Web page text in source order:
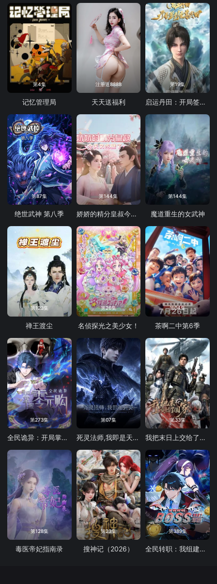
第4集
记忆管理局
注册送8888
天天送福利
第19集
启运丹田：开局签到至尊丹田
第87集
绝世武神 第八季
第144集
娇娇的精分皇叔今天又吃醋了
第144集
魔道重生的女武神
第123集
禅王渡尘
第26集
名侦探光之美少女！
第04集
茶啊二中第6季
第273集
全民诡异：开局掌握零元购
第07集
死灵法师,我即是天灾(2026)
第33集
我把末日上交给了国家
第128集
毒医帝妃指南录
第23集
搜神记（2026）
第389集
全民转职：我组建了BOSS军团